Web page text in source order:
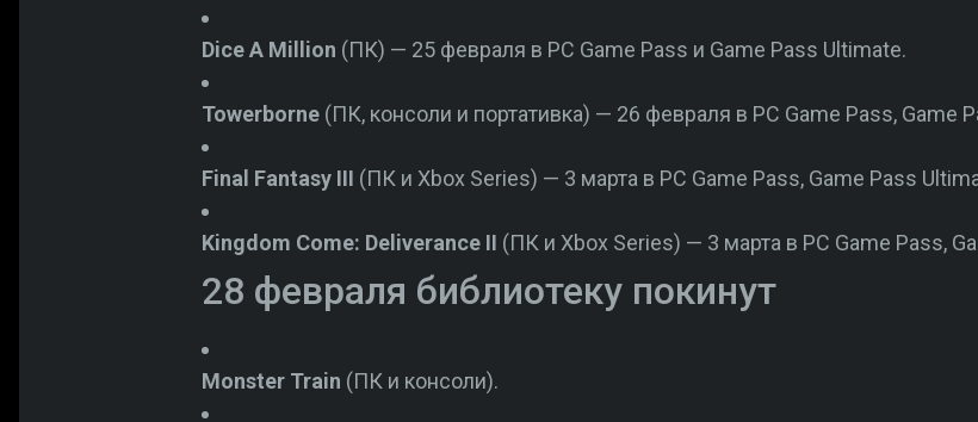
Dice A Million (ПК) — 25 февраля в PC Game Pass и Game Pass Ultimate.
Towerborne(ПК, консоли и портативка) — 26 февраля в PC Game Pass, Game
Final Fantasy III (ПК и Xbox Series) — 3 марта в PC Game Pass, Game Pass
Kingdom Come: Deliverance II (ПК и Xbox Series) — 3 марта в PC Game Pass,
28 февраля библиотеку покинут
Monster Train (ПК и консоли).